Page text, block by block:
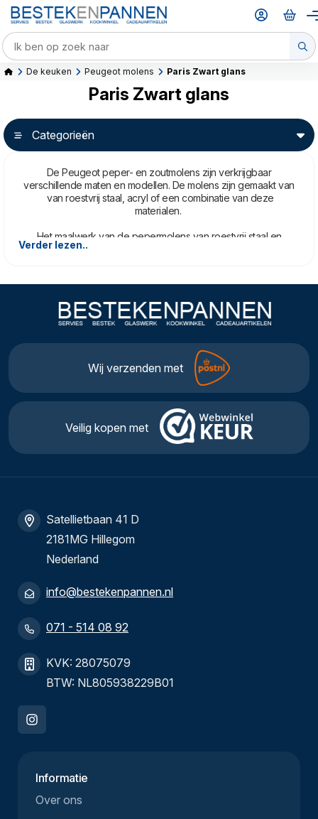
De keuken Peugeot molens Paris Zwart glans
Paris Zwart glans
Categorieën
De Peugeot peper- en zoutmolens zijn verkrijgbaar
verschillende maten en modellen. De molens zijn gemaakt van
van roestvrij staal, acryl of een combinatie van deze
materialen.
Het maalwerk van de pepermolens van roestvrij staal en
uitgerust met een dubbele rij schroefvormige tanden die de
Het maalwerk van de zoutmolens is gemaakt van roestvrij staal
en heeft, anders dan bij de pepermolens, een conische vorm.
grofheid van de korrels te bepalen.
Verder lezen..
Wij verzenden met
Veilig kopen met
Satellietbaan 41 D
2181MG Hillegom
Nederland
info@bestekenpannen.nl
071 - 514 08 92
KVK: 28075079
BTW: NL805938229B01
Informatie
Over ons